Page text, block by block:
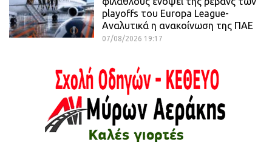
playoffs του Europa League-
Αναλυτικά η ανακοίνωση της ΠΑΕ
07/08/2026 19:17